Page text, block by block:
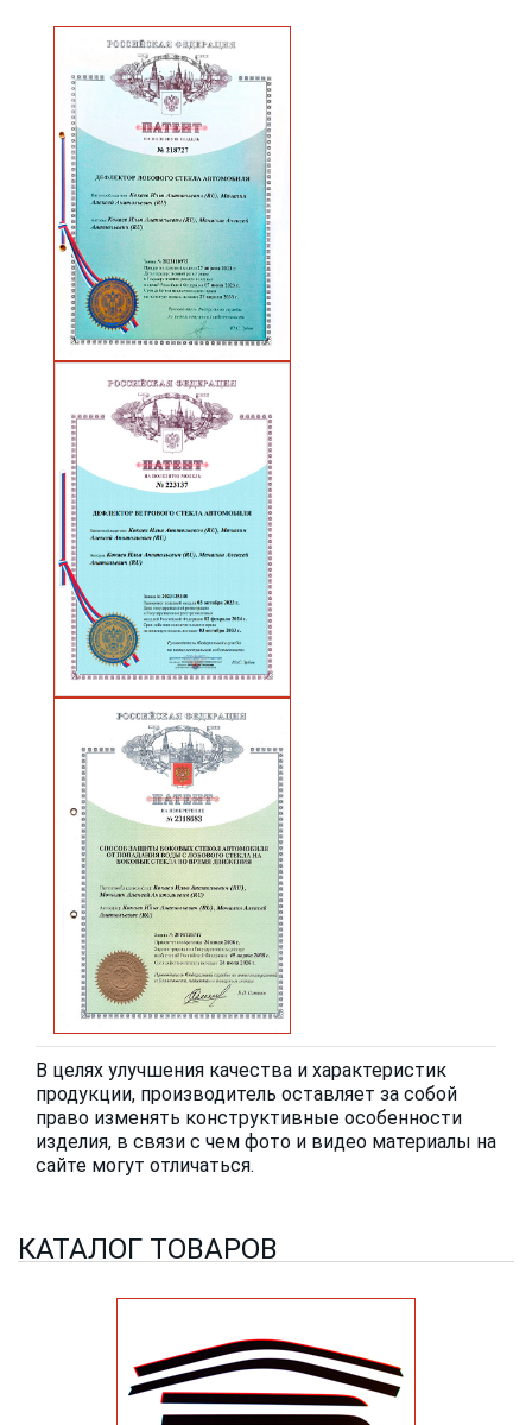
В целях улучшения качества и характеристик
продукции, производитель оставляет за собой
право изменять конструктивные особенности
изделия, в связи с чем фото и видео материалы на
сайте могут отличаться.
КАТАЛОГ ТОВАРОВ